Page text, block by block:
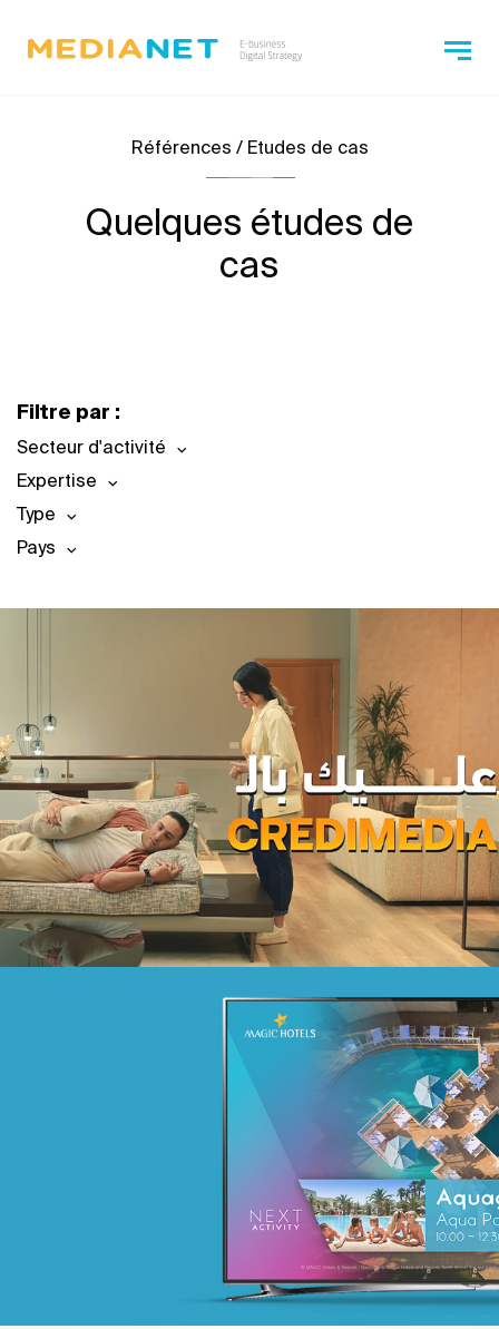
Références / Etudes de cas
Quelques études de
cas
Filtre par :
Secteur d'activité
Expertise
Type
Pays